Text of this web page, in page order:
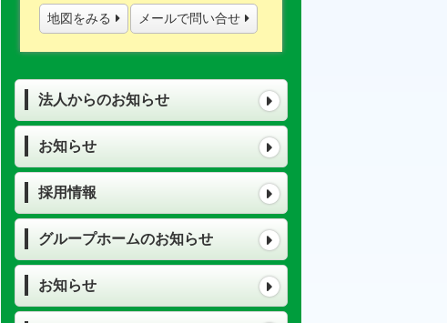
地図をみる メールで問い合せ
法人からのお知らせ
お知らせ
採用情報
グループホームのお知らせ
お知らせ